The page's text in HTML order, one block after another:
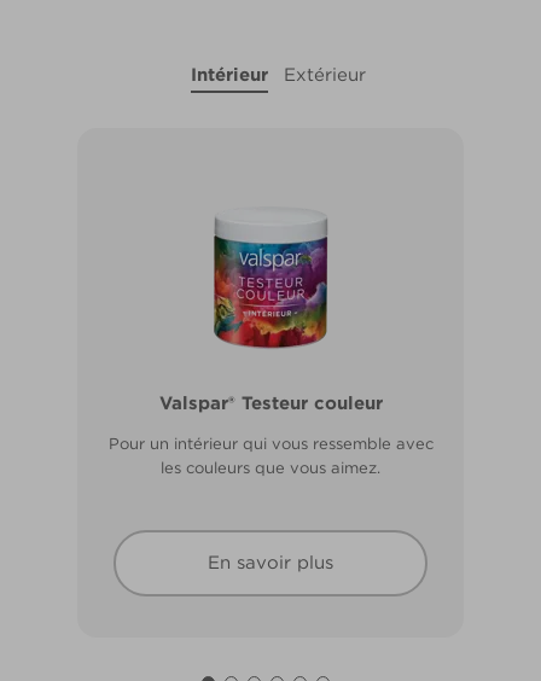
Intérieur Extérieur
Valspar® Testeur couleur
Pour un intérieur qui vous ressemble avec
les couleurs que vous aimez.
En savoir plus
Valspar® Pro Extérieur Boiseries et
Résiste aux fissures et à l’écaillage. Résiste